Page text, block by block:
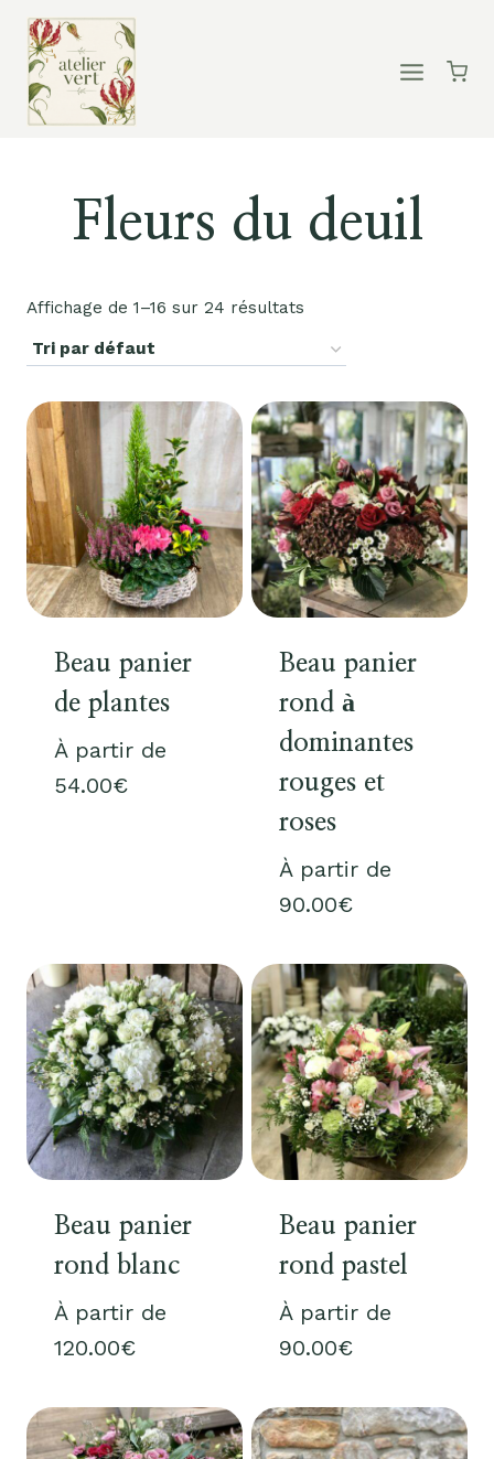
Aller
contenu
Fleurs du deuil
Affichage de 1–16 sur 24 résultats
Beau panier
de plantes
À partir de
54.00€
Beau panier
rond à
dominantes
rouges et
roses
À partir de
90.00€
Beau panier
rond blanc
À partir de
120.00€
Beau panier
rond pastel
À partir de
90.00€